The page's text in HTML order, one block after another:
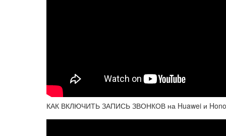
КАК ВКЛЮЧИТЬ ЗАПИСЬ ЗВОНКОВ на Huawei и